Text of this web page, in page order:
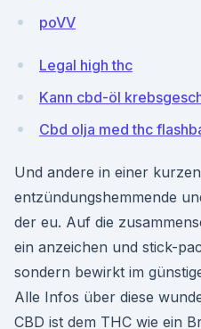
poVV
Legal high thc
Kann cbd-öl
Cbd olja med thc
Und andere in einer
entzündungshemmende
der eu. Auf die
ein anzeichen und stick-
sondern bewirkt im
Alle Infos über diese
CBD ist dem THC wie ein